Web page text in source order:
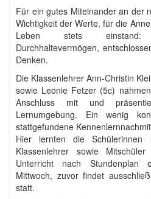
Für ein gutes Miteinander an der
Wichtigkeit der Werte, für die
Leben stets einstand:
Durchhaltevermögen,
Denken.
Die Klassenlehrer Ann-Christin
sowie Leonie Fetzer (5c)
Anschluss mit und
Lernumgebung. Ein wenig
stattgefundene
Hier lernten die
Klassenlehrer sowie
Unterricht nach
Mittwoch, zuvor findet
statt.